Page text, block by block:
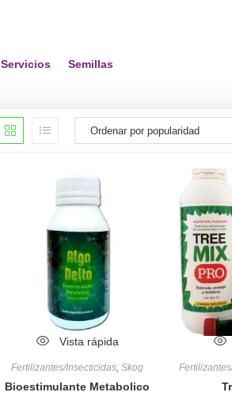
Servicios Semillas
Vista rápida
Fertilizantes/Insecticidas,Skog
Bioestimulante Metabolico